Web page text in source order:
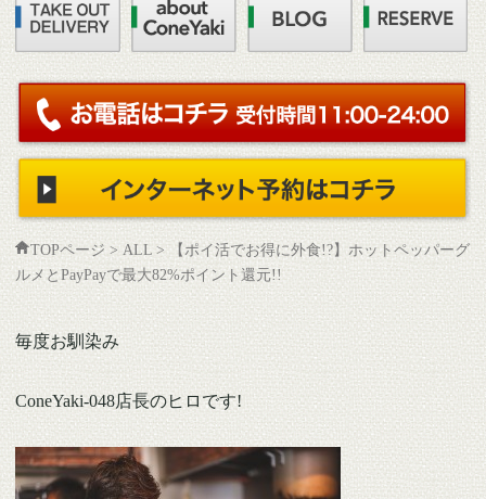
TOPページ >ALL >【ポイ活でお得に外食!?】ホットペッパーグ
ルメとPayPayで最大82%ポイント還元!!
毎度お馴染み
ConeYaki-048店長のヒロです!